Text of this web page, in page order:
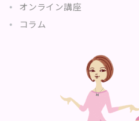
オンライン講座
コラム